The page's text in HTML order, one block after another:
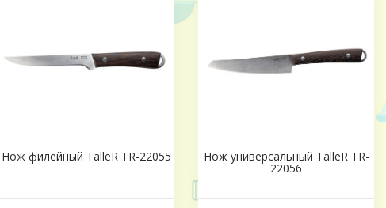
Нож филейный TalleR TR-22055 Нож универсальный TalleR TR-
22056